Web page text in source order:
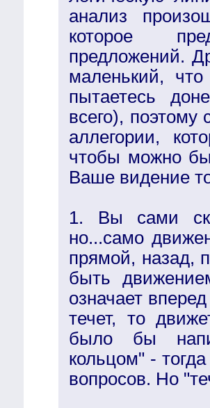
анализ
которое
предложений.
маленький,
пытаетесь
всего), поэтому
аллегории,
чтобы можно
Ваше видение
1. Вы сами
но...само
прямой, назад,
быть
означает
течет, то
было бы
кольцом" -
вопросов. Но